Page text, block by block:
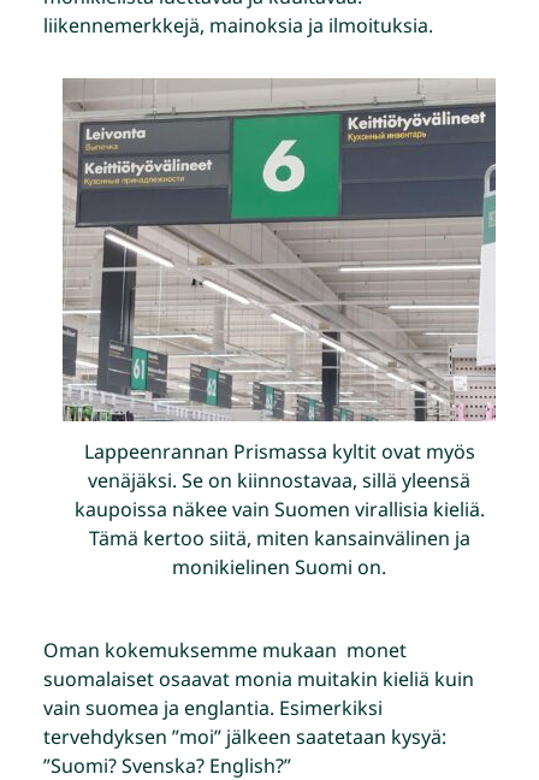
liikennemerkkejä, mainoksia ja ilmoituksia.
Lappeenrannan Prismassa kyltit ovat myös
venäjäksi. Se on kiinnostavaa, sillä yleensä
kaupoissa näkee vain Suomen virallisia kieliä.
Tämä kertoo siitä, miten kansainvälinen ja
monikielinen Suomi on.
Oman kokemuksemme mukaan monet
suomalaiset osaavat monia muitakin kieliä kuin
vain suomea ja englantia. Esimerkiksi
tervehdyksen ”moi” jälkeen saatetaan kysyä:
”Suomi? Svenska? English?”